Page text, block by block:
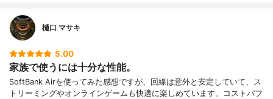
樋口 マサキ
5.00
家族で使うには十分な性能。
SoftBank Airを使ってみた感想ですが、回線は意外と安定していて、ス
トリーミングやオンラインゲームも快適に楽しめています。コストパフ